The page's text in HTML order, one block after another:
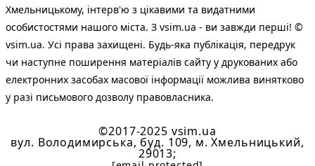
Хмельницькому, інтерв'ю з цікавими та видатними
особистостями нашого міста. З vsim.ua - ви завжди перші! ©
vsim.ua. Усі права захищені. Будь-яка публiкацiя, передрук
чи наступне поширення матеріалів сайту у друкованих або
електронних засобах масової інформації можлива винятково
у разі письмового дозволу правовласника.
©2017-2025 vsim.ua
вул. Володимирська, буд. 109, м. Хмельницький,
29013;